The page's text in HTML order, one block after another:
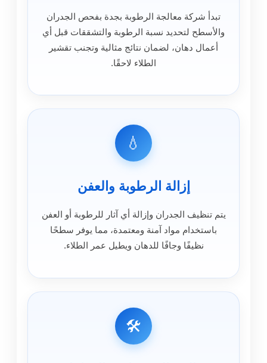
تبدأ شركة معالجة الرطوبة بجدة بفحص الجدران
والأسطح لتحديد نسبة الرطوبة والتشققات قبل أي
أعمال دهان، لضمان نتائج مثالية وتجنب تقشير
الطلاء لاحقًا.
💧
إزالة الرطوبة والعفن
يتم تنظيف الجدران وإزالة أي آثار للرطوبة أو العفن
باستخدام مواد آمنة ومعتمدة، مما يوفر سطحًا
نظيفًا وجافًا للدهان ويطيل عمر الطلاء.
🛠️